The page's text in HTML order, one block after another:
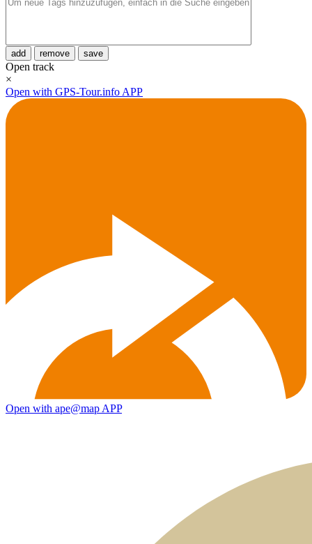
add remove save
Open track
×
Open with GPS-Tour.info APP
Open with ape@map APP